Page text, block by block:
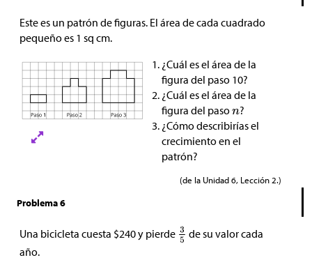
Este es un patrón de figuras. El área de cada cuadrado
pequeño es 1 sq cm.
¿Cuál es el área de la
figura del paso 10?
¿Cuál es el área de la
figura del paso
?
¿Cómo describirías el
crecimiento en el
patrón?
(de la Unidad 6, Lección 2.)
Problema 6
Una bicicleta cuesta $240 y pierde
de su valor cada
año.